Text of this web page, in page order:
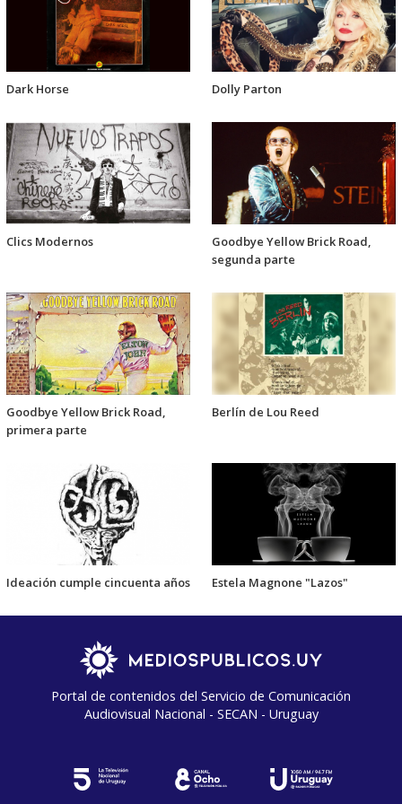
Dark Horse Dolly Parton
Clics Modernos
Goodbye Yellow Brick Road,
segunda parte
Goodbye Yellow Brick Road,
primera parte
Berlín de Lou Reed
Ideación cumple cincuenta años Estela Magnone "Lazos"
Portal de contenidos del Servicio de Comunicación
Audiovisual Nacional - SECAN - Uruguay